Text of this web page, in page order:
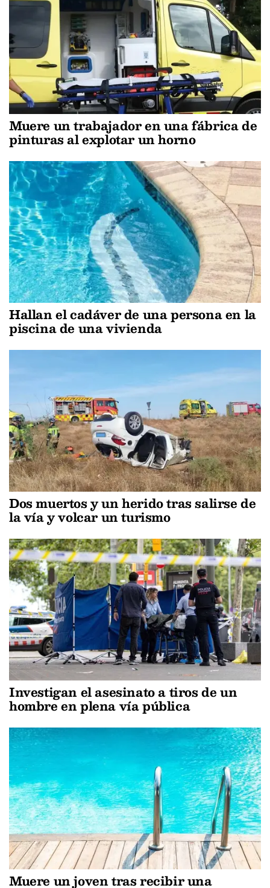
Muere un trabajador en una fábrica de
pinturas al explotar un horno
Hallan el cadáver de una persona en la
piscina de una vivienda
Dos muertos y un herido tras salirse de
la vía y volcar un turismo
Investigan el asesinato a tiros de un
hombre en plena vía pública
Muere un joven tras recibir una